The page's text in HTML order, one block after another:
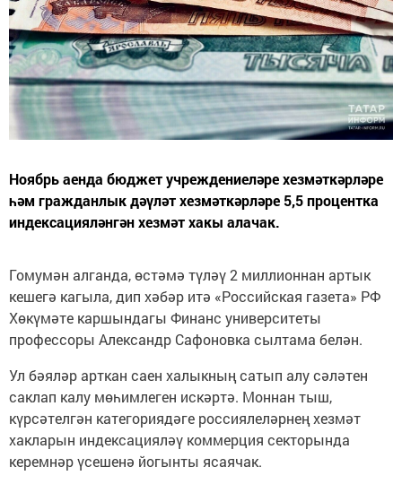
Ноябрь аенда бюджет учреждениеләре хезмәткәрләре
һәм гражданлык дәүләт хезмәткәрләре 5,5 процентка
индексацияләнгән хезмәт хакы алачак.
Гомумән алганда, өстәмә түләү 2 миллионнан артык
кешегә кагыла, дип хәбәр итә «Российская газета» РФ
Хөкүмәте каршындагы Финанс университеты
профессоры Александр Сафоновка сылтама белән.
Ул бәяләр арткан саен халыкның сатып алу сәләтен
саклап калу мөһимлеген искәртә. Моннан тыш,
күрсәтелгән категориядәге россиялеләрнең хезмәт
хакларын индексацияләү коммерция секторында
керемнәр үсешенә йогынты ясаячак.